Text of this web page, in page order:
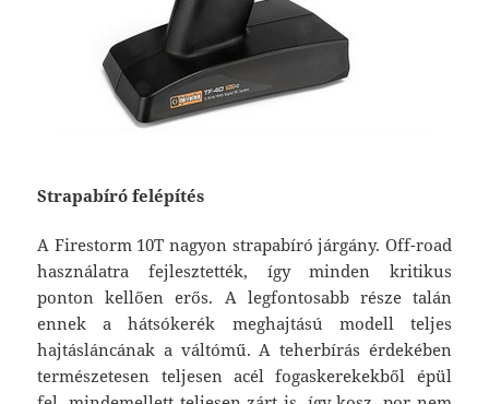
Strapabíró felépítés
A Firestorm 10T nagyon strapabíró járgány. Off-road
használatra fejlesztették, így minden kritikus
ponton kellően erős. A legfontosabb része talán
ennek a hátsókerék meghajtású modell teljes
hajtásláncának a váltómű. A teherbírás érdekében
természetesen teljesen acél fogaskerekekből épül